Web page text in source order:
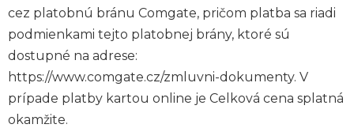
cez platobnú bránu Comgate, pričom platba sa riadi
podmienkami tejto platobnej brány, ktoré sú
dostupné na adrese:
https://www.comgate.cz/zmluvni-dokumenty. V
prípade platby kartou online je Celková cena splatná
okamžite.